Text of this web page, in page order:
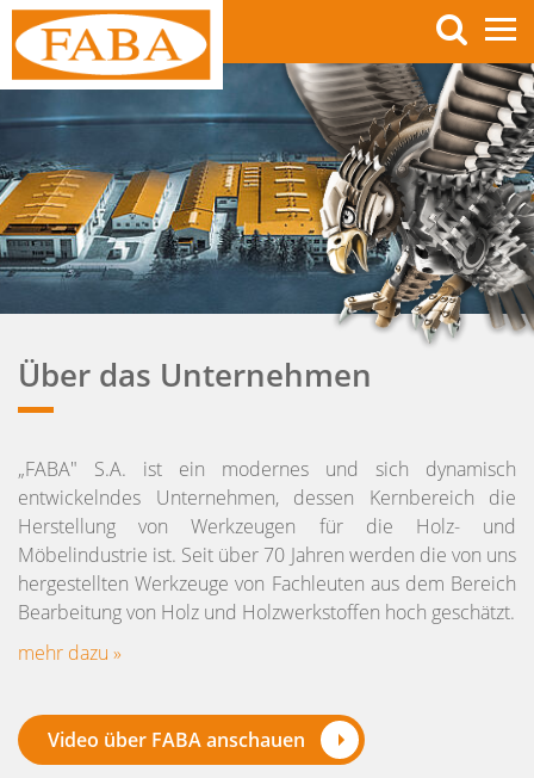
Über das Unternehmen
„FABA" S.A. ist ein modernes und sich dynamisch
entwickelndes Unternehmen, dessen Kernbereich die
Herstellung von Werkzeugen für die Holz- und
Möbelindustrie ist. Seit über 70 Jahren werden die von uns
hergestellten Werkzeuge von Fachleuten aus dem Bereich
Bearbeitung von Holz und Holzwerkstoffen hoch geschätzt.
mehr dazu »
Video über FABA anschauen